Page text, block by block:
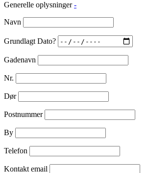
Generelle oplysninger -
Navn
Grundlagt Dato?
Gadenavn
Nr.
Dør
Postnummer
By
Telefon
Kontakt email